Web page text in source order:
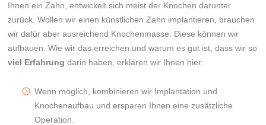
Ihnen ein Zahn, entwickelt sich meist der Knochen darunter
zurück. Wollen wir einen künstlichen Zahn implantieren, brauchen
wir dafür aber ausreichend Knochenmasse. Diese können wir
aufbauen. Wie wir das erreichen und warum es gut ist, dass wir so
viel Erfahrung darin haben, erklären wir Ihnen hier:
Wenn möglich, kombinieren wir Implantation und
Knochenaufbau und ersparen Ihnen eine zusätzliche
Operation.